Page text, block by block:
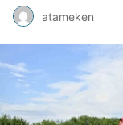
atameken